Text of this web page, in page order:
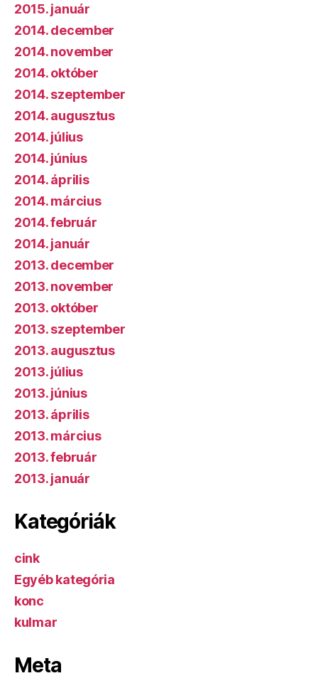
2015. január
2014. december
2014. november
2014. október
2014. szeptember
2014. augusztus
2014. július
2014. június
2014. április
2014. március
2014. február
2014. január
2013. december
2013. november
2013. október
2013. szeptember
2013. augusztus
2013. július
2013. június
2013. április
2013. március
2013. február
2013. január
Kategóriák
cink
Egyéb kategória
konc
kulmar
Meta